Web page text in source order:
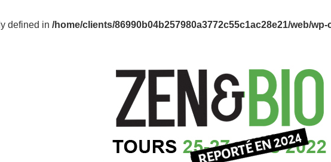
defined in /home/clients/86990b04b257980a3772c55c1ac28e21/web/